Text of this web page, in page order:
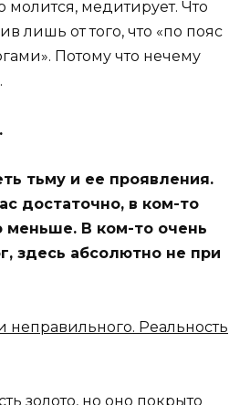
молится, медитирует. Что
лишь от того, что «по пояс
Потому что нечему
тьму и ее проявления.
достаточно, в ком-то
меньше. В ком-то очень
здесь абсолютно не при
неправильного. Реальность
золото, но оно покрыто